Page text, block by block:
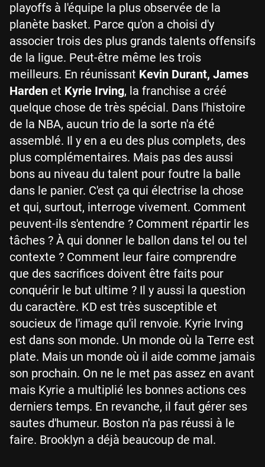
playoffs à l'équipe la plus observée de la
planète basket. Parce qu'on a choisi d'y
associer trois des plus grands talents offensifs
de la ligue. Peut-être même les trois
meilleurs. En réunissant Kevin Durant, James
Harden et Kyrie Irving, la franchise a créé
quelque chose de très spécial. Dans l'histoire
de la NBA, aucun trio de la sorte n'a été
assemblé. Il y en a eu des plus complets, des
plus complémentaires. Mais pas des aussi
bons au niveau du talent pour foutre la balle
dans le panier. C'est ça qui électrise la chose
et qui, surtout, interroge vivement. Comment
peuvent-ils s'entendre ? Comment répartir les
tâches ? À qui donner le ballon dans tel ou tel
contexte ? Comment leur faire comprendre
que des sacrifices doivent être faits pour
conquérir le but ultime ? Il y aussi la question
du caractère. KD est très susceptible et
soucieux de l'image qu'il renvoie. Kyrie Irving
est dans son monde. Un monde où la Terre est
plate. Mais un monde où il aide comme jamais
son prochain. On ne le met pas assez en avant
mais Kyrie a multiplié les bonnes actions ces
derniers temps. En revanche, il faut gérer ses
sautes d'humeur. Boston n'a pas réussi à le
faire. Brooklyn a déjà beaucoup de mal.